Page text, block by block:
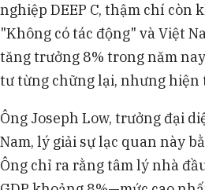
nghiệp DEEP C, thậm chí còn
"Không có tác động" và Việt
tăng trưởng 8% trong năm
tư từng chững lại, nhưng hiện
Ông Joseph Low, trưởng đại
Nam, lý giải sự lạc quan này
Ông chỉ ra rằng tâm lý nhà